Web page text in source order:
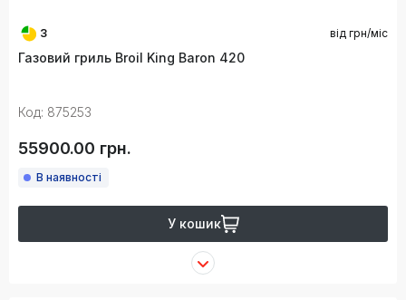
3 від грн/міс
Газовий гриль Broil King Baron 420
Код: 875253
55900.00 грн.
В наявності
У кошик